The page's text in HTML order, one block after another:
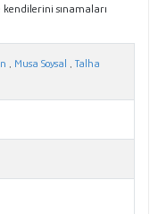
kendilerini sınamaları
, Musa Soysal , Talha